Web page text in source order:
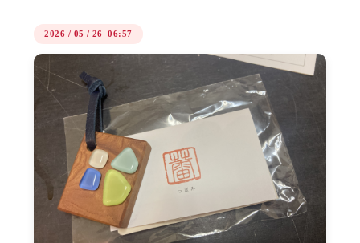
2026 / 05 / 26 06:57